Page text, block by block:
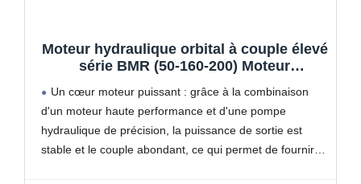
Moteur hydraulique orbital à couple élevé
série BMR (50-160-200) Moteur
usage industriel(BMR-50)
Un cœur moteur puissant : grâce à la combinaison
d'un moteur haute performance et d'une pompe
hydraulique de précision, la puissance de sortie est
stable et le couple abondant, ce qui permet de fournir